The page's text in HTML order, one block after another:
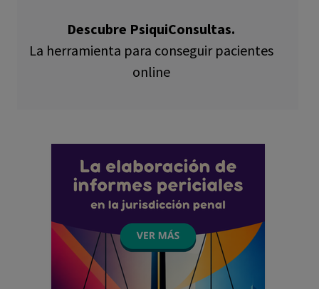
Descubre PsiquiConsultas.
La herramienta para conseguir pacientes
online